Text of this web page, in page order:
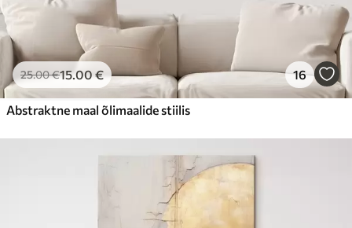
25.00€15.00€ 16
Abstraktne maal õlimaalide stiilis